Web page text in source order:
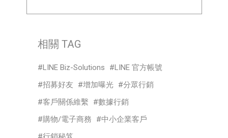
相關 TAG
LINE Biz-Solutions
LINE 官方帳號
招募好友
增加曝光
分眾行銷
客戶關係維繫
數據行銷
購物/電子商務
中小企業客戶